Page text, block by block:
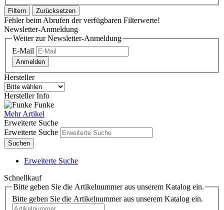
Filtern Zurücksetzen
Fehler beim Abrufen der verfügbaren Filterwerte!
Newsletter-Anmeldung
Weiter zur Newsletter-Anmeldung
E-Mail
Anmelden
Hersteller
Hersteller Info
Funke
Mehr Artikel
Erweiterte Suche
Erweiterte Suche
Suchen
Erweiterte Suche
Schnellkauf
Bitte geben Sie die Artikelnummer aus unserem Katalog ein.
Bitte geben Sie die Artikelnummer aus unserem Katalog ein.